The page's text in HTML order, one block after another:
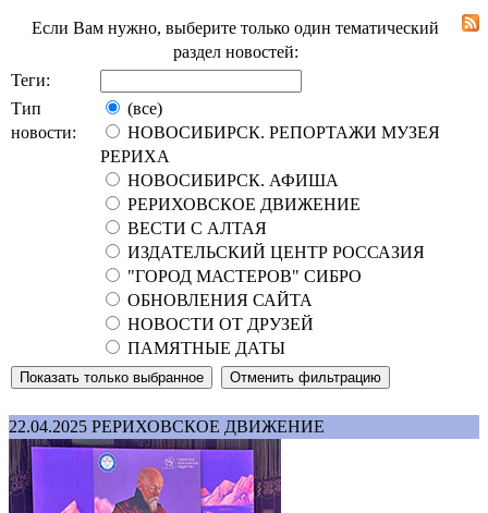
Если Вам нужно, выберите только один тематический
раздел новостей:
Теги:
Тип
новости:
(все)
НОВОСИБИРСК. РЕПОРТАЖИ МУЗЕЯ
РЕРИХА
НОВОСИБИРСК. АФИША
РЕРИХОВСКОЕ ДВИЖЕНИЕ
ВЕСТИ С АЛТАЯ
ИЗДАТЕЛЬСКИЙ ЦЕНТР РОССАЗИЯ
"ГОРОД МАСТЕРОВ" СИБРО
ОБНОВЛЕНИЯ САЙТА
НОВОСТИ ОТ ДРУЗЕЙ
ПАМЯТНЫЕ ДАТЫ
22.04.2025 РЕРИХОВСКОЕ ДВИЖЕНИЕ